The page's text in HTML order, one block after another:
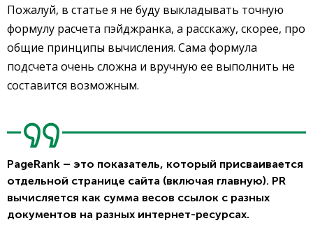
Пожалуй, в статье я не буду выкладывать точную
формулу расчета пэйджранка, а расскажу, скорее, про
общие принципы вычисления. Сама формула
подсчета очень сложна и вручную ее выполнить не
составится возможным.
PageRank – это показатель, который присваивается
отдельной странице сайта (включая главную). PR
вычисляется как сумма весов ссылок с разных
документов на разных интернет-ресурсах.